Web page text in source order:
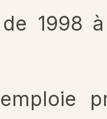
1998